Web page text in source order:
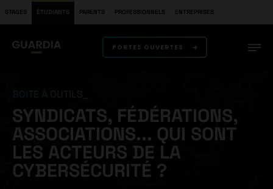
STAGES ÉTUDIANTS PARENTS PROFESSIONNELS ENTREPRISES
PORTES OUVERTES
BOITE À OUTILS
SYNDICATS, FÉDÉRATIONS,
ASSOCIATIONS... QUI SONT
LES ACTEURS DE LA
CYBERSÉCURITÉ ?